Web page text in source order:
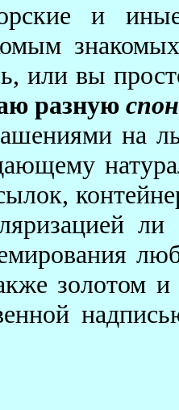
и
или вы
разную
на
золотом и